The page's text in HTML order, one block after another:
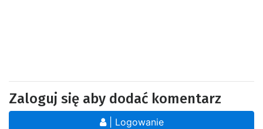
Zaloguj się aby dodać komentarz
| Logowanie